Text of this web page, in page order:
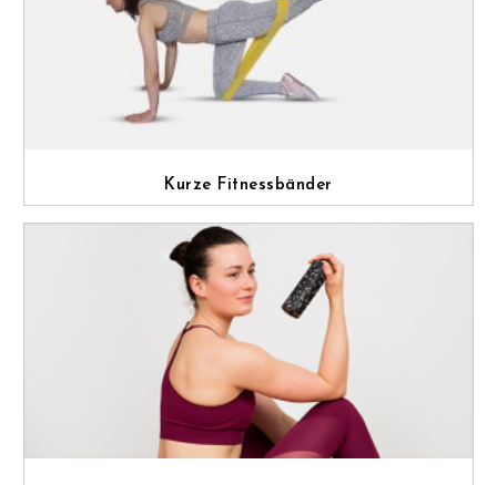
Kurze Fitnessbänder